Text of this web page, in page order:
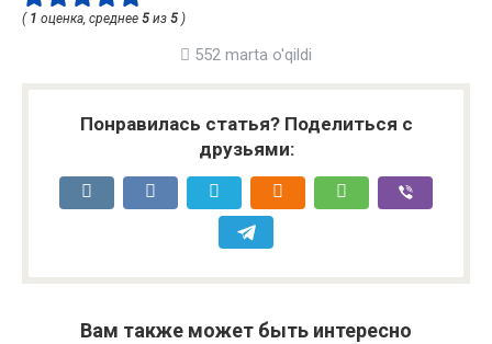
( 1 оценка, среднее 5 из 5 )
552 marta o'qildi
Понравилась статья? Поделиться с
друзьями:
Вам также может быть интересно